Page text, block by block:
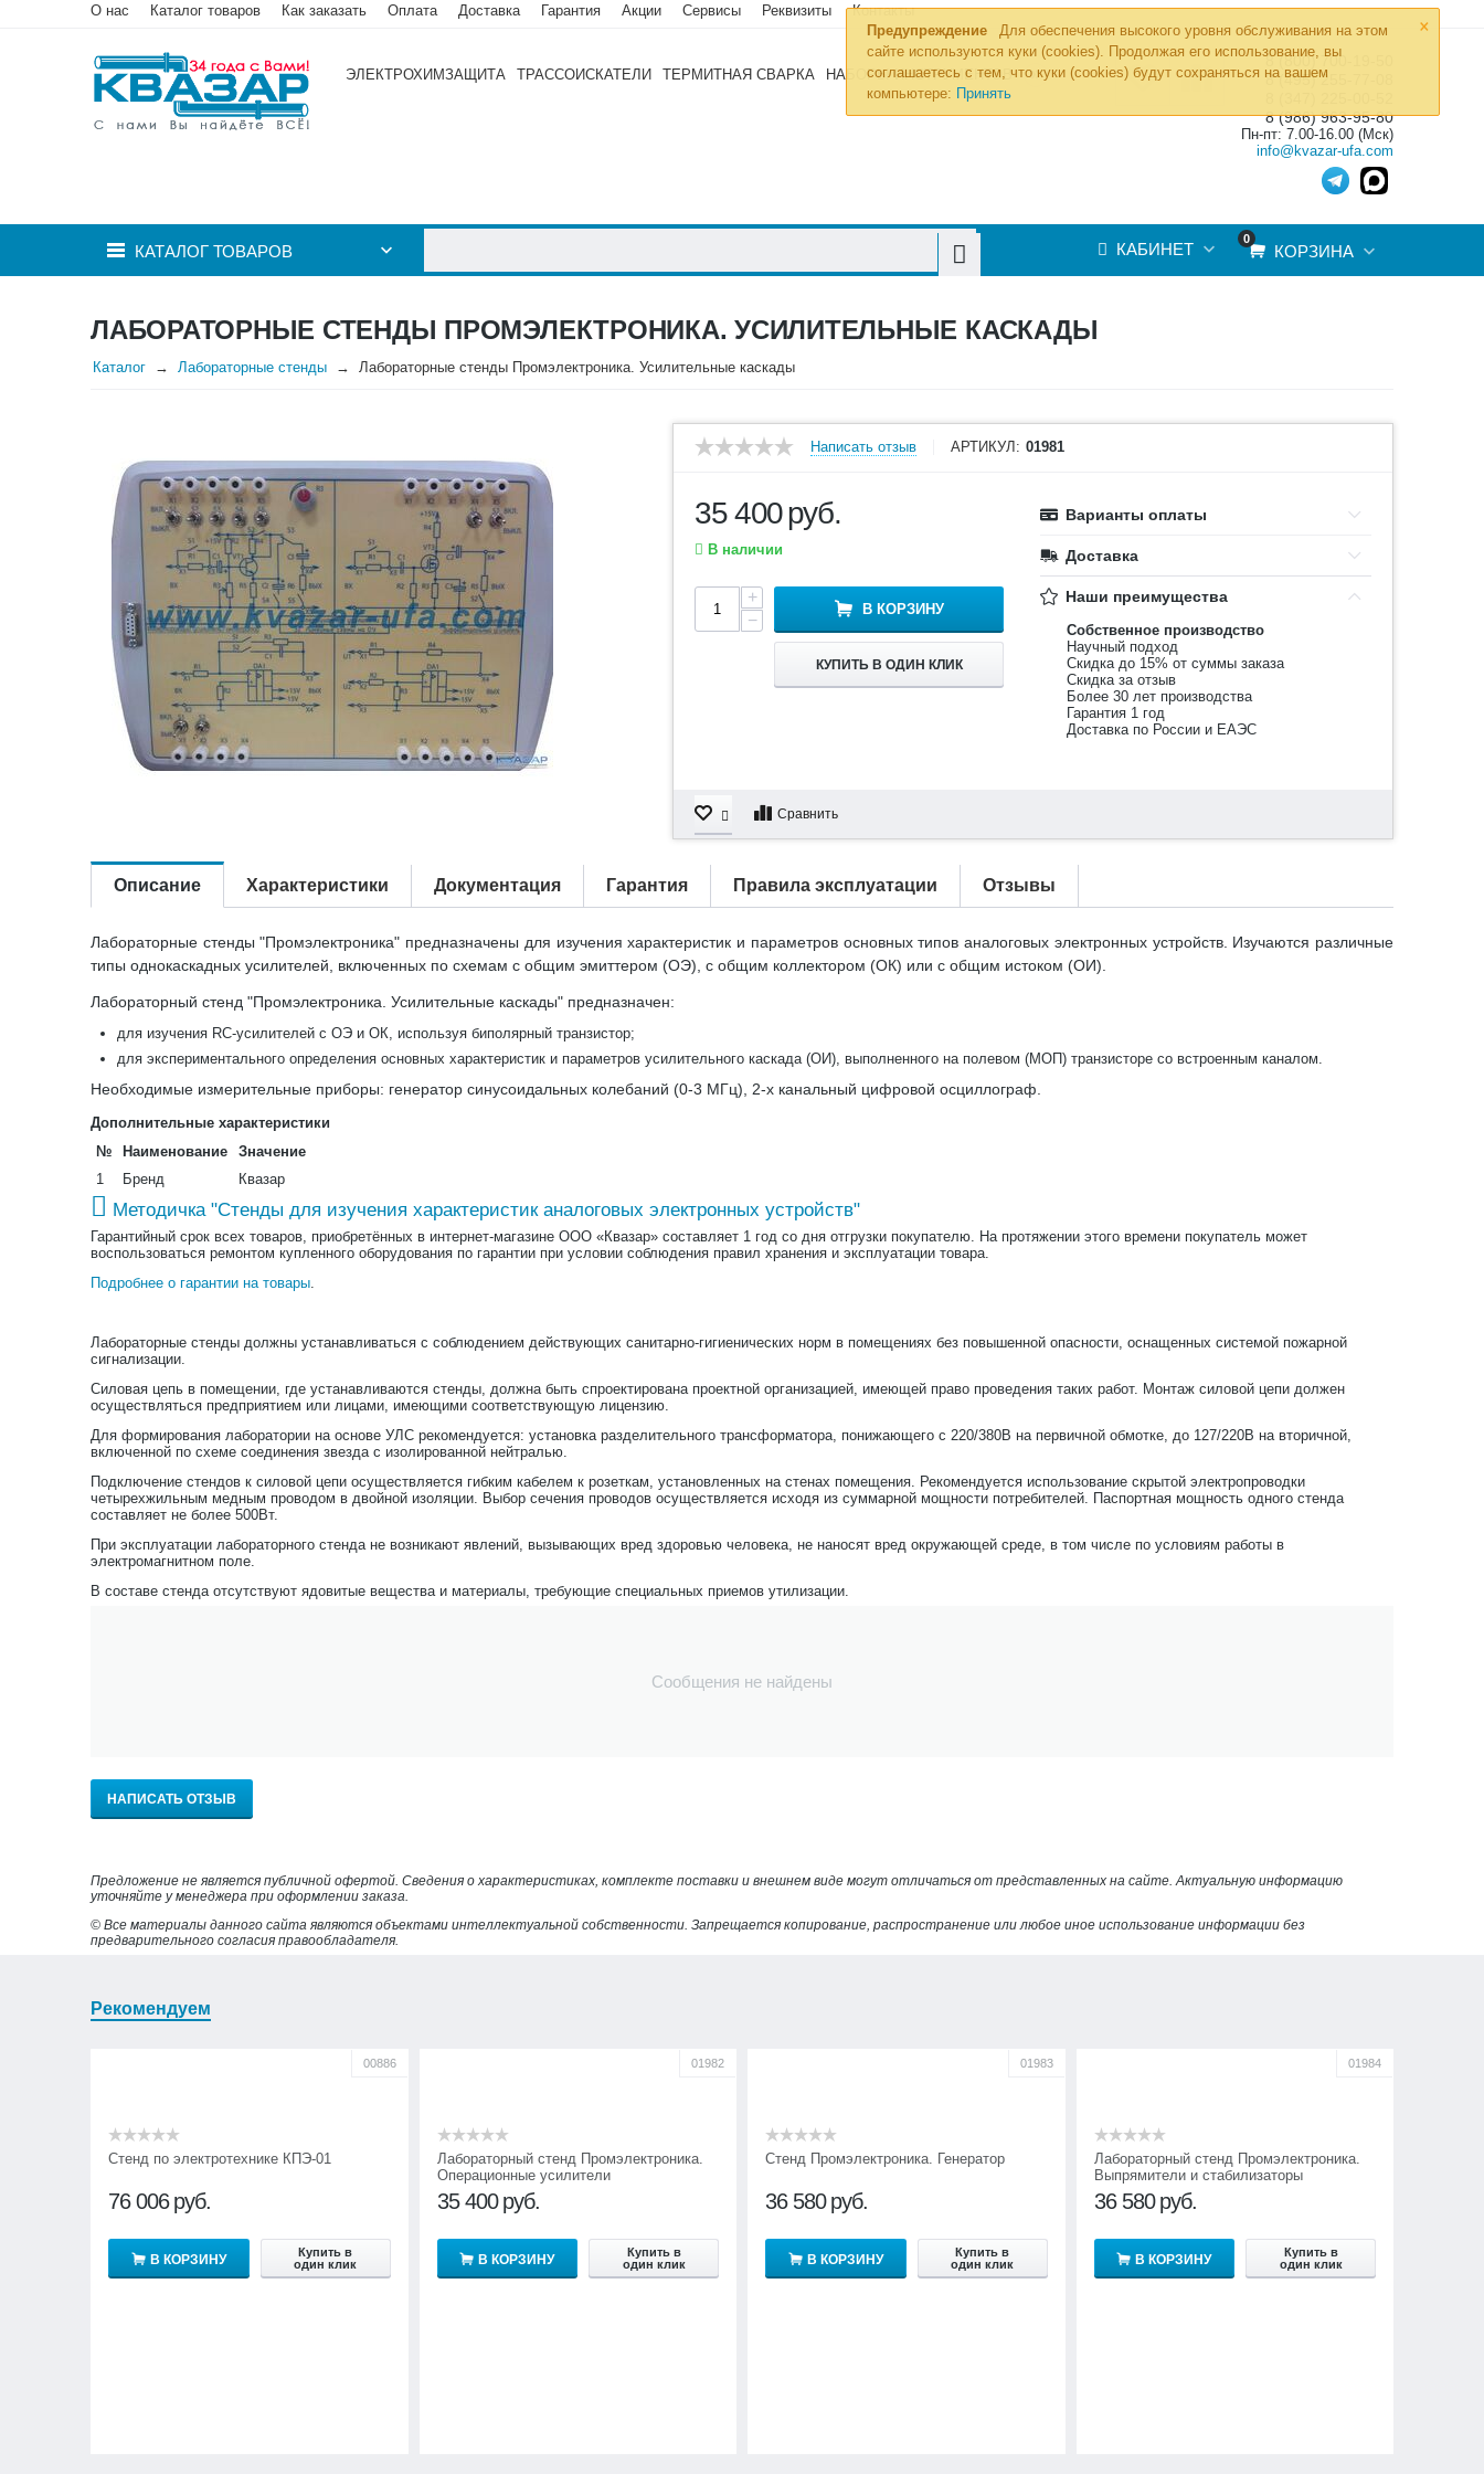
×
Предупреждение
Для обеспечения высокого уровня обслуживания на этом
сайте используются куки (cookies). Продолжая его использование, вы
соглашаетесь с тем, что куки (cookies) будут сохраняться на вашем
компьютере: Принять
О нас Каталог товаров Как заказать Оплата Доставка Гарантия Акции Сервисы Реквизиты Контакты
ЭЛЕКТРОХИМЗАЩИТА ТРАССОИСКАТЕЛИ ТЕРМИТНАЯ СВАРКА НАБОРЫ ИНСТРУМЕНТОВ »
8 (800) 700-19-50
8 (495) 255-77-08
8 (986) 963-95-80
Пн-пт: 7.00-16.00 (Мск)
info@kvazar-ufa.com
КАТАЛОГ ТОВАРОВ
0
КОРЗИНА
КАБИНЕТ
ЛАБОРАТОРНЫЕ СТЕНДЫ ПРОМЭЛЕКТРОНИКА. УСИЛИТЕЛЬНЫЕ КАСКАДЫ
Каталог Лабораторные стенды Лабораторные стенды Промэлектроника. Усилительные каскады
Написать отзыв АРТИКУЛ: 01981
35 400руб.
В наличии
+
−
В КОРЗИНУ
КУПИТЬ В ОДИН КЛИК
Варианты оплаты
Доставка
Наши преимущества
Собственное производство
Научный подход
Скидка до 15% от суммы заказа
Скидка за отзыв
Более 30 лет производства
Гарантия 1 год
Доставка по России и ЕАЭС
Сравнить
Описание Характеристики Документация Гарантия Правила эксплуатации Отзывы
Лабораторные стенды "Промэлектроника" предназначены для изучения характеристик и параметров основных типов аналоговых электронных устройств. Изучаются различные
типы однокаскадных усилителей, включенных по схемам с общим эмиттером (ОЭ), с общим коллектором (ОК) или с общим истоком (ОИ).
Лабораторный стенд "Промэлектроника. Усилительные каскады" предназначен:
для изучения RC-усилителей с ОЭ и ОК, используя биполярный транзистор;
для экспериментального определения основных характеристик и параметров усилительного каскада (ОИ), выполненного на полевом (МОП) транзисторе со встроенным каналом.
Необходимые измерительные приборы: генератор синусоидальных колебаний (0-3 МГц), 2-х канальный цифровой осциллограф.
Дополнительные характеристики
№
Наименование
Значение
1
Бренд Квазар
Методичка "Стенды для изучения характеристик аналоговых электронных устройств"
Гарантийный срок всех товаров, приобретённых в интернет-магазине ООО «Квазар» составляет 1 год со дня отгрузки покупателю. На протяжении этого времени покупатель может
воспользоваться ремонтом купленного оборудования по гарантии при условии соблюдения правил хранения и эксплуатации товара.
Подробнее о гарантии на товары.
Лабораторные стенды должны устанавливаться с соблюдением действующих санитарно-гигиенических норм в помещениях без повышенной опасности, оснащенных системой пожарной
сигнализации.
Силовая цепь в помещении, где устанавливаются стенды, должна быть спроектирована проектной организацией, имеющей право проведения таких работ. Монтаж силовой цепи должен
осуществляться предприятием или лицами, имеющими соответствующую лицензию.
Для формирования лаборатории на основе УЛС рекомендуется: установка разделительного трансформатора, понижающего с 220/380В на первичной обмотке, до 127/220В на вторичной,
включенной по схеме соединения звезда с изолированной нейтралью.
Подключение стендов к силовой цепи осуществляется гибким кабелем к розеткам, установленных на стенах помещения. Рекомендуется использование скрытой электропроводки
четырехжильным медным проводом в двойной изоляции. Выбор сечения проводов осуществляется исходя из суммарной мощности потребителей. Паспортная мощность одного стенда
составляет не более 500Вт.
При эксплуатации лабораторного стенда не возникают явлений, вызывающих вред здоровью человека, не наносят вред окружающей среде, в том числе по условиям работы в
электромагнитном поле.
В составе стенда отсутствуют ядовитые вещества и материалы, требующие специальных приемов утилизации.
Сообщения не найдены
НАПИСАТЬ ОТЗЫВ
Предложение не является публичной офертой. Сведения о характеристиках, комплекте поставки и внешнем виде могут отличаться от представленных на сайте. Актуальную информацию
уточняйте у менеджера при оформлении заказа.
© Все материалы данного сайта являются объектами интеллектуальной собственности. Запрещается копирование, распространение или любое иное использование информации без
предварительного согласия правообладателя.
Рекомендуем
00886
Стенд по электротехнике КПЭ-01
76 006 руб.
В КОРЗИНУ
Купить в
один клик
01982
Лабораторный стенд Промэлектроника.
Операционные усилители
35 400 руб.
В КОРЗИНУ
Купить в
один клик
01983
Стенд Промэлектроника. Генератор
36 580 руб.
В КОРЗИНУ
Купить в
один клик
01984
Лабораторный стенд Промэлектроника.
Выпрямители и стабилизаторы
36 580 руб.
В КОРЗИНУ
Купить в
один клик